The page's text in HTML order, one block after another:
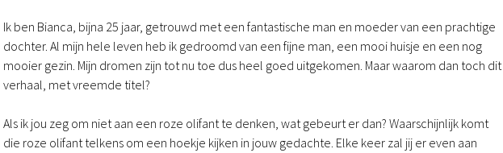
Ik ben Bianca, bijna 25 jaar, getrouwd met een fantastische man en moeder van een prachtige
dochter. Al mijn hele leven heb ik gedroomd van een fijne man, een mooi huisje en een nog
mooier gezin. Mijn dromen zijn tot nu toe dus heel goed uitgekomen. Maar waarom dan toch dit
verhaal, met vreemde titel?
Als ik jou zeg om niet aan een roze olifant te denken, wat gebeurt er dan? Waarschijnlijk komt
die roze olifant telkens om een hoekje kijken in jouw gedachte. Elke keer zal jij er even aan